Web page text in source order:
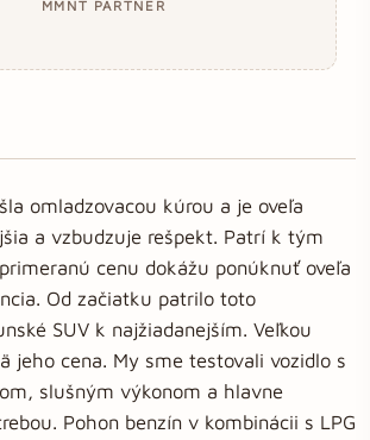
MMNT PARTNER
omladzovacou kúrou a je oveľa
a vzbudzuje rešpekt. Patrí k tým
cenu dokážu ponúknuť oveľa
Od začiatku patrilo toto
SUV k najžiadanejším. Veľkou
jeho cena. My sme testovali vozidlo s
slušným výkonom a hlavne
Pohon benzín v kombinácii s LPG